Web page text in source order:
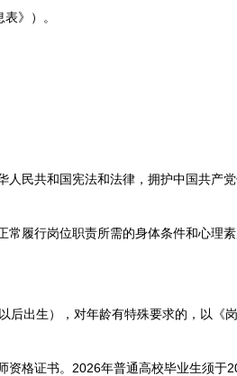
》）。
民共和国宪法和法律，拥护中国共产党
履行岗位职责所需的身体条件和心理
生），对年龄有特殊要求的，以《岗
格证书。2026年普通高校毕业生须于